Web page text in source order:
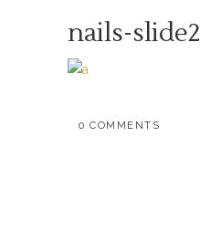
nails-slide2
0 COMMENTS